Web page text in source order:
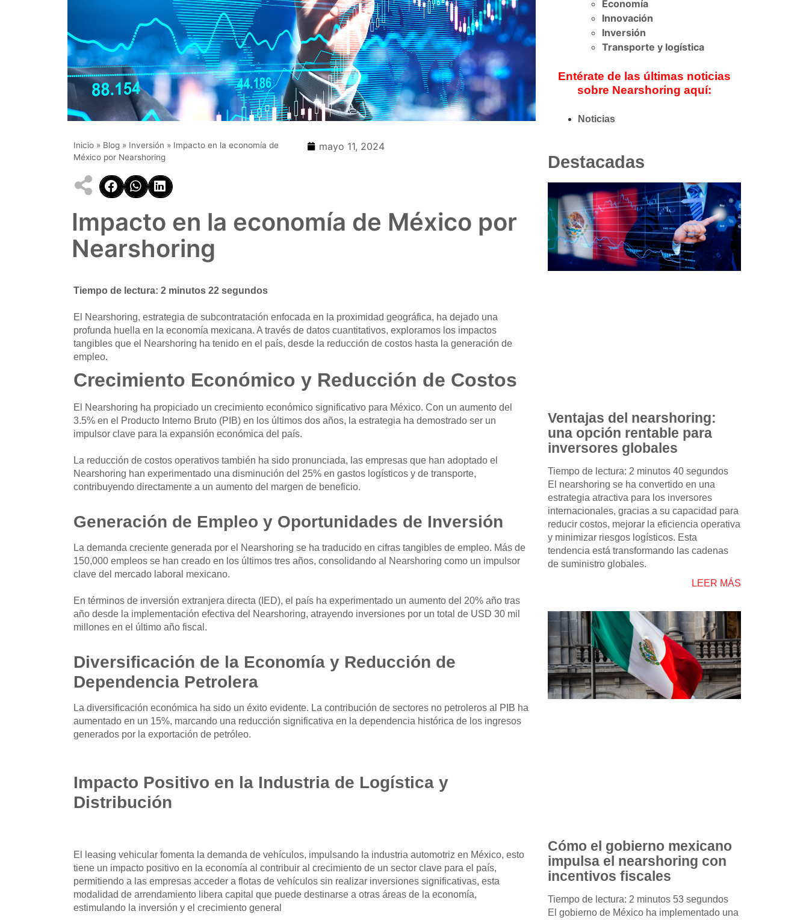
Inicio » Blog » Inversión » Impacto en la economía de
México por Nearshoring
mayo 11, 2024
Impacto en la economía de México por
Nearshoring
Tiempo de lectura: 2 minutos 22 segundos
El Nearshoring, estrategia de subcontratación enfocada en la proximidad geográfica, ha dejado una
profunda huella en la economía mexicana. A través de datos cuantitativos, exploramos los impactos
tangibles que el Nearshoring ha tenido en el país, desde la reducción de costos hasta la generación de
empleo.
Crecimiento Económico y Reducción de Costos
El Nearshoring ha propiciado un crecimiento económico significativo para México. Con un aumento del
3.5% en el Producto Interno Bruto (PIB) en los últimos dos años, la estrategia ha demostrado ser un
impulsor clave para la expansión económica del país.
La reducción de costos operativos también ha sido pronunciada, las empresas que han adoptado el
Nearshoring han experimentado una disminución del 25% en gastos logísticos y de transporte,
contribuyendo directamente a un aumento del margen de beneficio.
Generación de Empleo y Oportunidades de Inversión
La demanda creciente generada por el Nearshoring se ha traducido en cifras tangibles de empleo. Más de
150,000 empleos se han creado en los últimos tres años, consolidando al Nearshoring como un impulsor
clave del mercado laboral mexicano.
En términos de inversión extranjera directa (IED), el país ha experimentado un aumento del 20% año tras
año desde la implementación efectiva del Nearshoring, atrayendo inversiones por un total de USD 30 mil
millones en el último año fiscal.
Diversificación de la Economía y Reducción de
Dependencia Petrolera
La diversificación económica ha sido un éxito evidente. La contribución de sectores no petroleros al PIB ha
aumentado en un 15%, marcando una reducción significativa en la dependencia histórica de los ingresos
generados por la exportación de petróleo.
Impacto Positivo en la Industria de Logística y
Distribución
El leasing vehicular fomenta la demanda de vehículos, impulsando la industria automotriz en México, esto
tiene un impacto positivo en la economía al contribuir al crecimiento de un sector clave para el país,
permitiendo a las empresas acceder a flotas de vehículos sin realizar inversiones significativas, esta
modalidad de arrendamiento libera capital que puede destinarse a otras áreas de la economía,
estimulando la inversión y el crecimiento general
Economía
Innovación
Inversión
Transporte y logística
Entérate de las últimas noticias
sobre Nearshoring aquí:
Noticias
Destacadas
Ventajas del nearshoring:
una opción rentable para
inversores globales
Tiempo de lectura: 2 minutos 40 segundos
El nearshoring se ha convertido en una
estrategia atractiva para los inversores
internacionales, gracias a su capacidad para
reducir costos, mejorar la eficiencia operativa
y minimizar riesgos logísticos. Esta
tendencia está transformando las cadenas
de suministro globales.
LEER MÁS
Cómo el gobierno mexicano
impulsa el nearshoring con
incentivos fiscales
Tiempo de lectura: 2 minutos 53 segundos
El gobierno de México ha implementado una